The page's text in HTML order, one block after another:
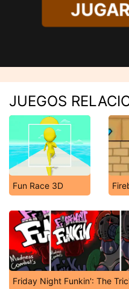
JUEGOS
Fun Race 3D
Friday Night Funkin': The